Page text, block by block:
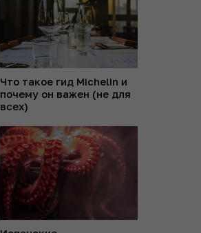
Что такое гид Michelin и
почему он важен (не для
всех)